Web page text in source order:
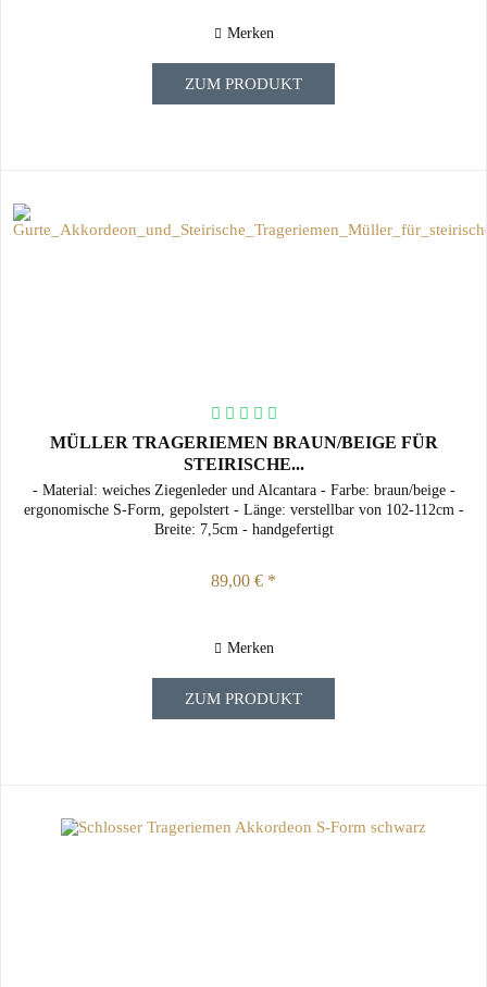
Merken
ZUM PRODUKT
MÜLLER TRAGERIEMEN BRAUN/BEIGE FÜR
STEIRISCHE...
- Material: weiches Ziegenleder und Alcantara - Farbe: braun/beige -
ergonomische S-Form, gepolstert - Länge: verstellbar von 102-112cm -
Breite: 7,5cm - handgefertigt
89,00 € *
Merken
ZUM PRODUKT